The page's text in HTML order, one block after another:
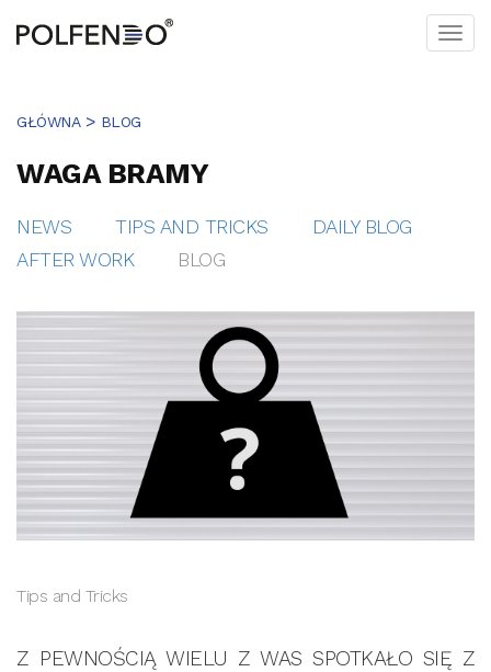
GŁÓWNA> BLOG
WAGABRAMY
NEWS TIPS AND TRICKS
DAILY BLOG
AFTER WORK
BLOG
Tips and Tricks
Z PEWNOŚCIĄ WIELU Z WAS SPOTKAŁO SIĘ Z